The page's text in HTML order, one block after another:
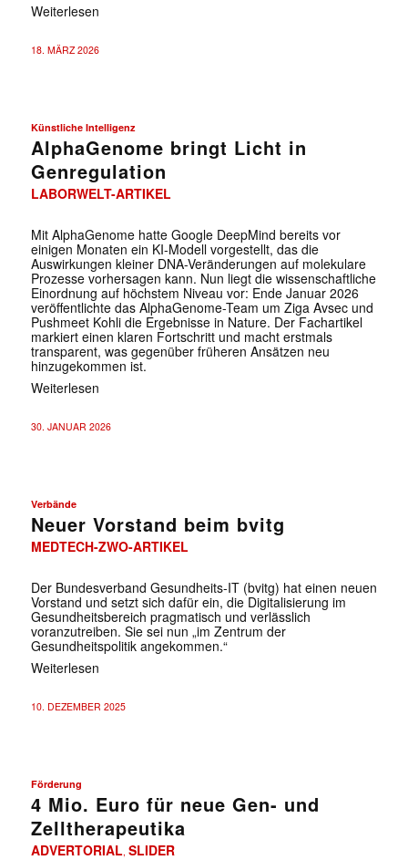
Weiterlesen
18. MÄRZ 2026
Künstliche Intelligenz
AlphaGenome bringt Licht in
Genregulation
LABORWELT-ARTIKEL
Mit AlphaGenome hatte Google DeepMind bereits vor
einigen Monaten ein KI-Modell vorgestellt, das die
Auswirkungen kleiner DNA-Veränderungen auf molekulare
Prozesse vorhersagen kann. Nun liegt die wissenschaftliche
Einordnung auf höchstem Niveau vor: Ende Januar 2026
veröffentlichte das AlphaGenome-Team um Ziga Avsec und
Pushmeet Kohli die Ergebnisse in Nature. Der Fachartikel
markiert einen klaren Fortschritt und macht erstmals
transparent, was gegenüber früheren Ansätzen neu
hinzugekommen ist.
Weiterlesen
30. JANUAR 2026
Verbände
Neuer Vorstand beim bvitg
MEDTECH-ZWO-ARTIKEL
Der Bundesverband Gesundheits-IT (bvitg) hat einen neuen
Vorstand und setzt sich dafür ein, die Digitalisierung im
Gesundheitsbereich pragmatisch und verlässlich
voranzutreiben. Sie sei nun „im Zentrum der
Gesundheitspolitik angekommen.“
Weiterlesen
10. DEZEMBER 2025
Förderung
4 Mio. Euro für neue Gen- und
Zelltherapeutika
ADVERTORIAL SLIDER